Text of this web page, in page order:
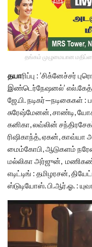
தங்கம் முழுமையான
தயாரிப்பு : ’சிக்னேச்சர்
இண்டெர்நேஷனல்’
ஜே.பி. நடிகர்—நடிகைகள் :
சுரேஷ்மேனன், சாண்டி,
கனிகா, லவ்லின்
ரிஷிகாந்த், ஏகன், காவ்யா
மைம்கோபி, ஆடுகளம் நரேன்,
மல்லிகா அர்ஜுன்,
எடிட்டிங் : தமிழரசன்,
ஸ்டுடியோஸ். பி.ஆர்.ஓ. :